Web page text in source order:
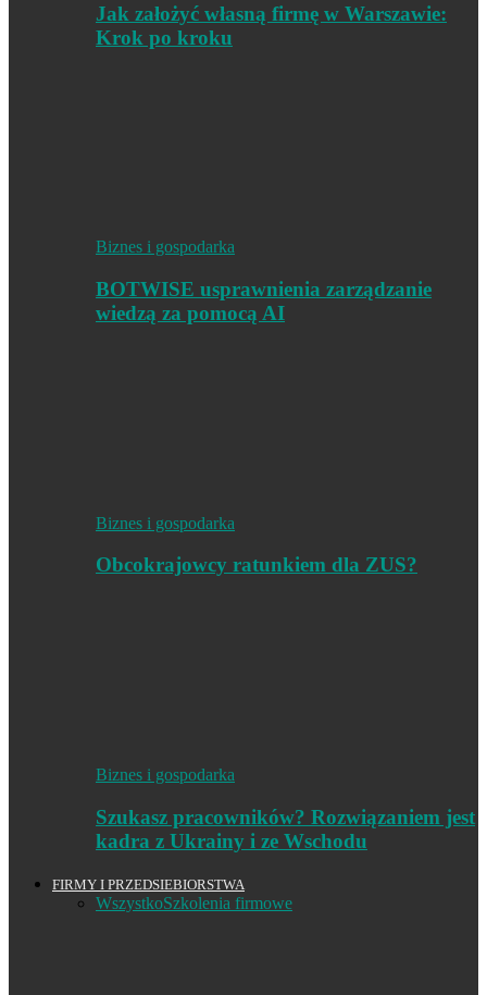
Jak założyć własną firmę w Warszawie:
Krok po kroku
Biznes i gospodarka
BOTWISE usprawnienia zarządzanie
wiedzą za pomocą AI
Biznes i gospodarka
Obcokrajowcy ratunkiem dla ZUS?
Biznes i gospodarka
Szukasz pracowników? Rozwiązaniem jest
kadra z Ukrainy i ze Wschodu
FIRMY I PRZEDSIEBIORSTWA
WszystkoSzkolenia firmowe